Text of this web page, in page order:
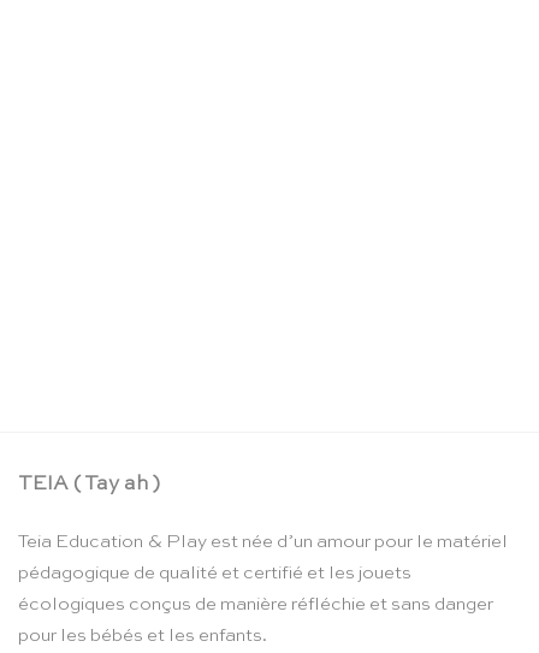
TEIA ( Tay ah )
Teia Education & Play est née d’un amour pour le matériel
pédagogique de qualité et certifié et les jouets
écologiques conçus de manière réfléchie et sans danger
pour les bébés et les enfants.